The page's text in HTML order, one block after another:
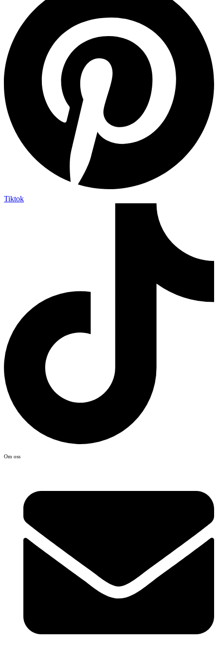
Tiktok
Om oss